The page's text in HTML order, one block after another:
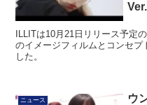
ILLITは10月21日リリース予定
のイメージフィルムとコンセプ
した。
ニュース
ウ